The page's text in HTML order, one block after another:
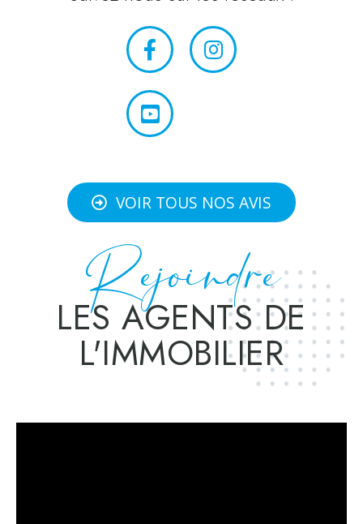
VOIR TOUS NOS AVIS
Rejoindre
LES AGENTS DE
L'IMMOBILIER